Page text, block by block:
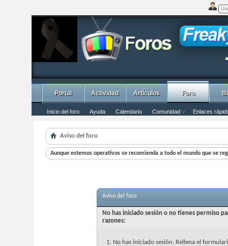
Portal Actividad ArtÌculos Foro
Inicio del foro Ayuda Calendario Comunidad Enlaces
Aviso del foro
Aunque estemos operativos se recomienda a todo el mundo que se
Aviso del foro
No has iniciado sesión o no tienes permiso
razones:
No has iniciado sesión. Rellena el